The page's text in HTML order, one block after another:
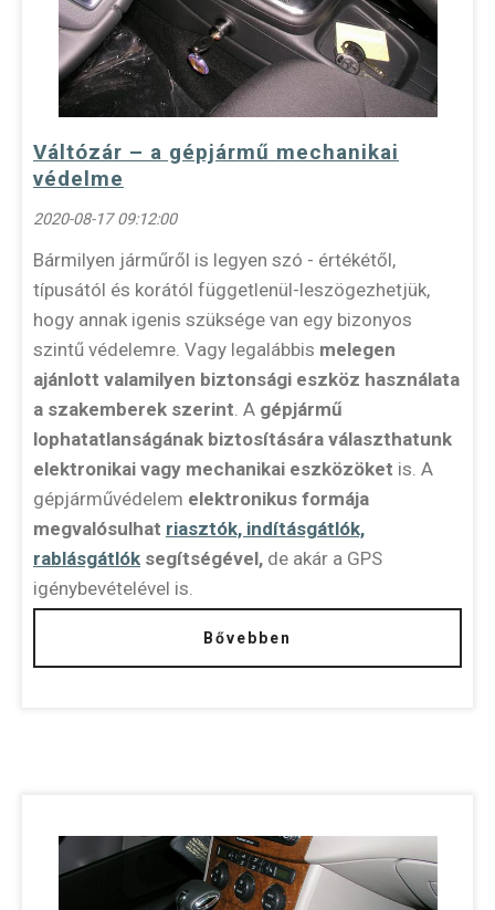
Váltózár – a gépjármű mechanikai
védelme
2020-08-17 09:12:00
Bármilyen járműről is legyen szó - értékétől,
típusától és korától függetlenül-leszögezhetjük,
hogy annak igenis szüksége van egy bizonyos
szintű védelemre. Vagy legalábbis melegen
ajánlott valamilyen biztonsági eszköz használata
a szakemberek szerint . A gépjármű
lophatatlanságának biztosítására választhatunk
elektronikai vagy mechanikai eszközöket is. A
gépjárművédelem elektronikus formája
megvalósulhat riasztók, indításgátlók,
rablásgátlók segítségével, de akár a GPS
igénybevételével is.
Bővebben